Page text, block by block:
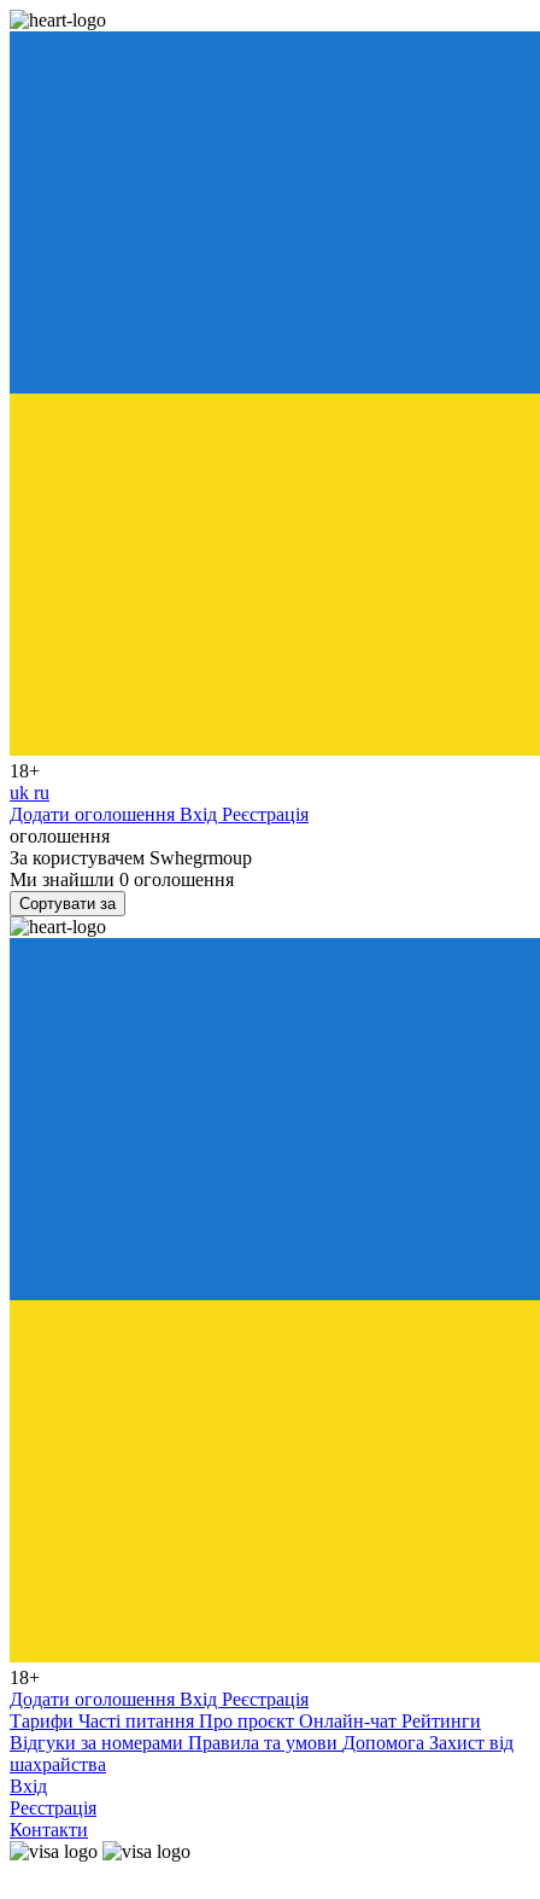
18+
uk ru
Додати оголошення Вхід Реєстрація
оголошення
За користувачем Swhegrmoup
Ми знайшли 0 оголошення
Сортувати за
18+
Додати оголошення Вхід Реєстрація
Тарифи Часті питання Про проєкт Онлайн-чат Рейтинги
Відгуки за номерами Правила та умови Допомога Захист від
шахрайства
Вхід
Реєстрація
Контакти